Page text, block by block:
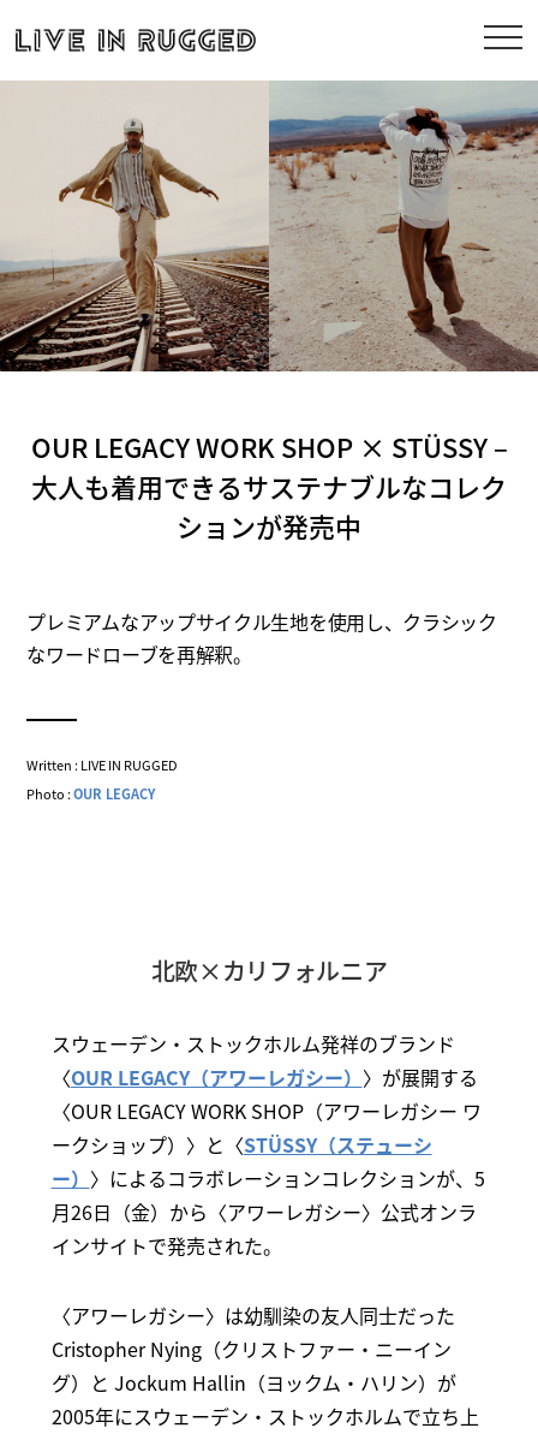
OUR LEGACY WORK SHOP × STÜSSY –
大人も着用できるサステナブルなコレク
ションが発売中
プレミアムなアップサイクル生地を使用し、クラシック
なワードローブを再解釈。
Written : LIVE IN RUGGED
Photo :OUR LEGACY
北欧×カリフォルニア
スウェーデン・ストックホルム発祥のブランド
〈OUR LEGACY（アワーレガシー） 〉が展開する
〈OUR LEGACY WORK SHOP（アワーレガシー ワ
ークショップ）〉と〈STÜSSY（ステューシ
ー） 〉によるコラボレーションコレクションが、5
月26日（金）から〈アワーレガシー〉公式オンラ
インサイトで発売された。
〈アワーレガシー〉は幼馴染の友人同士だった
Cristopher Nying（クリストファー・ニーイン
グ）と Jockum Hallin（ヨックム・ハリン）が
2005年にスウェーデン・ストックホルムで立ち上